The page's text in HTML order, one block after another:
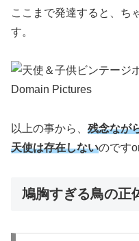
ここまで発達すると、ち
す。
以上の事から、 残念なが
天使は存在しないのです
鳩胸すぎる鳥の正